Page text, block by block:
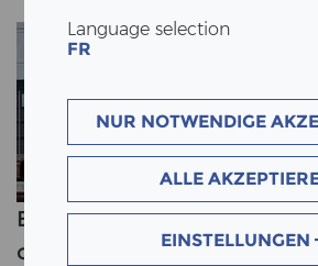
Language selection
FR
NUR NOTWENDIGE
ALLE
EINSTELLUNGEN
Bâtiment de 30 mètres de
construction hybride en